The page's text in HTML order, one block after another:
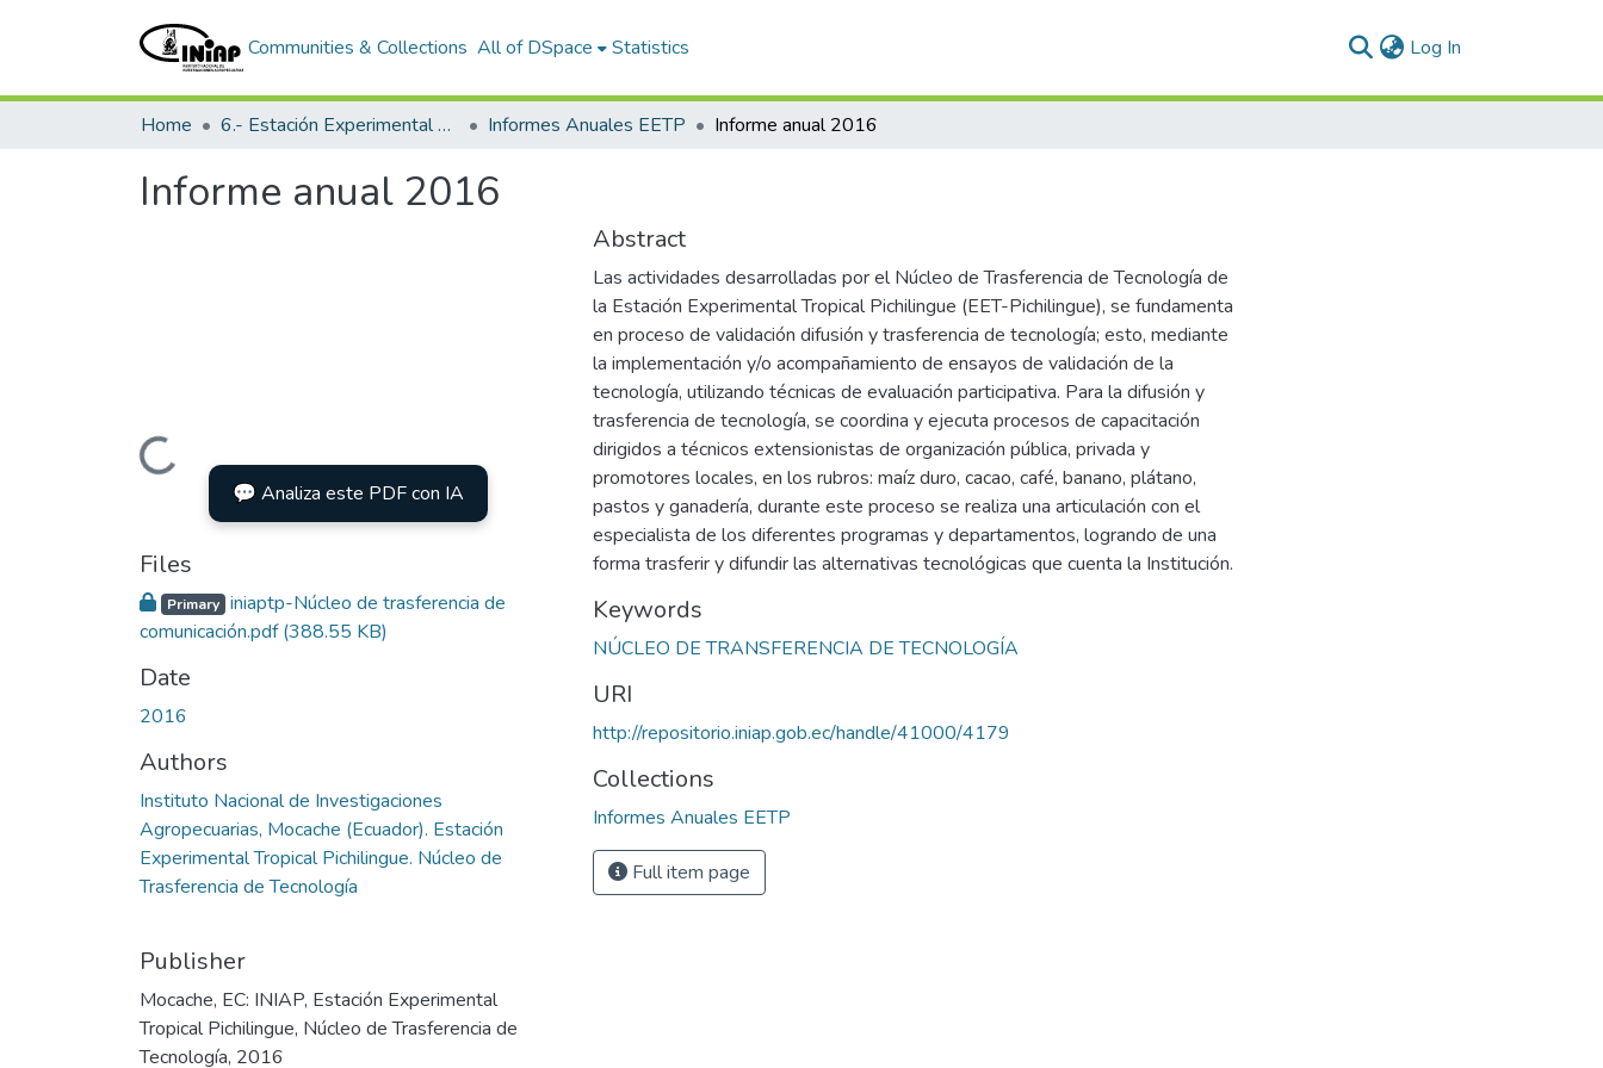
Communities & Collections All of DSpace Statistics Log In
Home 6.- Estación Experimental Tropical Pichilingue Informes Anuales EETP Informe anual 2016
Informe anual 2016
Loading... 💬 Analiza este PDF con IA
Files
Primary iniaptp-Núcleo de trasferencia de
comunicación.pdf(388.55 KB)
Date
2016
Authors
Instituto Nacional de Investigaciones
Agropecuarias, Mocache (Ecuador). Estación
Experimental Tropical Pichilingue. Núcleo de
Trasferencia de Tecnología
Publisher
Mocache, EC: INIAP, Estación Experimental
Tropical Pichilingue, Núcleo de Trasferencia de
Tecnología, 2016
Abstract
Las actividades desarrolladas por el Núcleo de Trasferencia de Tecnología de
la Estación Experimental Tropical Pichilingue (EET-Pichilingue), se fundamenta
en proceso de validación difusión y trasferencia de tecnología; esto, mediante
la implementación y/o acompañamiento de ensayos de validación de la
tecnología, utilizando técnicas de evaluación participativa. Para la difusión y
trasferencia de tecnología, se coordina y ejecuta procesos de capacitación
dirigidos a técnicos extensionistas de organización pública, privada y
promotores locales, en los rubros: maíz duro, cacao, café, banano, plátano,
pastos y ganadería, durante este proceso se realiza una articulación con el
especialista de los diferentes programas y departamentos, logrando de una
forma trasferir y difundir las alternativas tecnológicas que cuenta la Institución.
Keywords
NÚCLEO DE TRANSFERENCIA DE TECNOLOGÍA
URI
http://repositorio.iniap.gob.ec/handle/41000/4179
Collections
Informes Anuales EETP
Full item page